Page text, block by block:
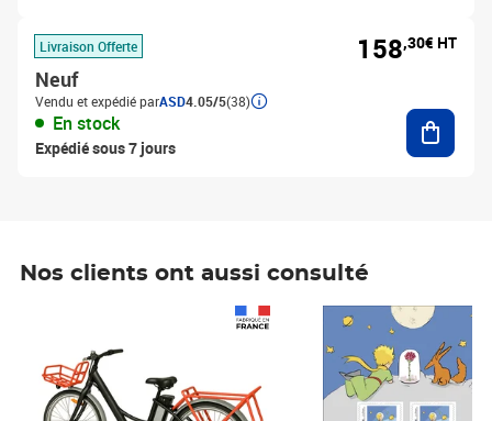
Livraison Offerte
Neuf
Vendu et expédié parASD4.05/5(38)
En stock
Expédié sous 7 jours
158,30€ HT
Nos clients ont aussi consulté
Prix 6,25€ HT